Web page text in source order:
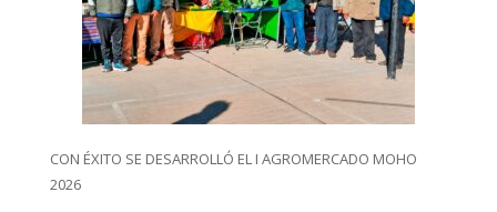
CON ÉXITO SE DESARROLLÓ EL I AGROMERCADO MOHO
2026